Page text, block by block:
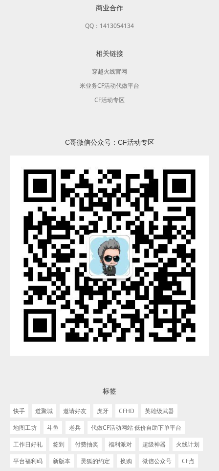
商业合作
QQ：1413054134
相关链接
穿越火线官网
米业务CF活动代做平台
CF活动专区
C哥微信公众号：CF活动专区
标签
快手 道聚城 邀请好友 虎牙 CFHD
英雄级武器
地图工坊
斗鱼 老兵
代做CF活动网站 低价自助下单平台
工作日好礼
签到 付费抽奖 福利派对 超级神器
火线计划
平台福利码
新版本 灵狐的约定 换购 微信公众号 CF点